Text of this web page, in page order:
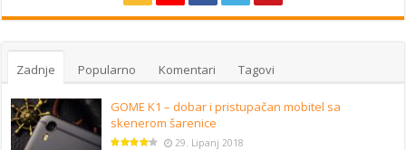
Zadnje Popularno Komentari Tagovi
GOME K1 – dobar i pristupačan mobitel sa
skenerom šarenice
29. Lipanj 2018